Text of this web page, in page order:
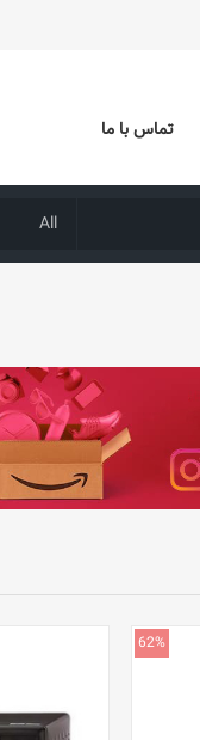
تماس با ما
62%